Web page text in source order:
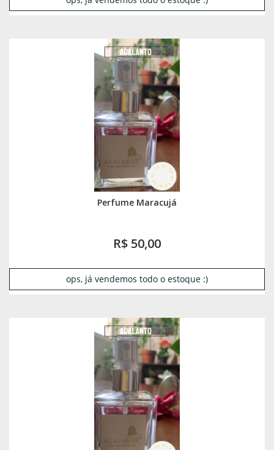
Perfume Maracujá
R$ 50,00
ops, já vendemos todo o estoque :)